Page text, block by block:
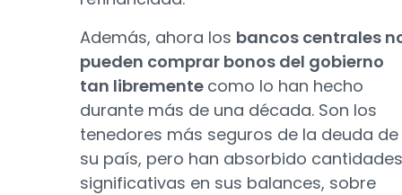
Además, ahora los bancos centrales
pueden comprar bonos del gobierno
tan libremente como lo han hecho
durante más de una década. Son los
tenedores más seguros de la deuda de
su país, pero han absorbido cantidades
significativas en sus balances, sobre